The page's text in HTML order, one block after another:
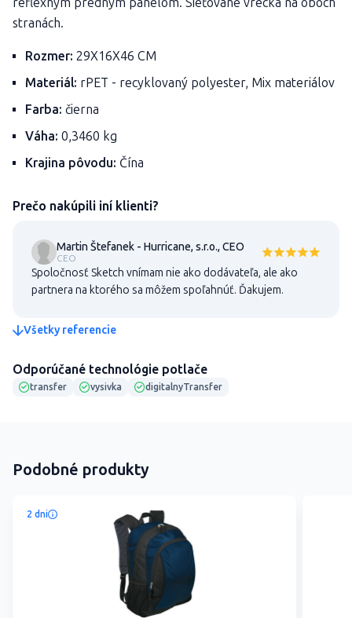
stranách.
Rozmer: 29X16X46 CM
Materiál: rPET - recyklovaný polyester, Mix materiálov
Farba: čierna
Váha: 0,3460 kg
Krajina pôvodu: Čína
Prečo nakúpili iní klienti?
Martin Štefanek - Hurricane, s.r.o., CEO
CEO
Spoločnosť Sketch vnímam nie ako dodávateľa, ale ako
partnera na ktorého sa môžem spoľahnúť. Ďakujem.
Všetky referencie
Odporúčané technológie potlače
transfer vysivka digitalnyTransfer
Podobné produkty
2 dni